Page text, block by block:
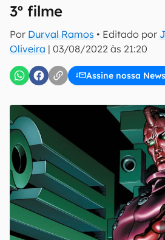
3º filme
Por Durval Ramos • Editado por
Oliveira | 03/08/2022 às 21:20
Assine nossa
inscreva-se
Confirmo que li, aceito e concordo
Uso e Política de Privacidade do